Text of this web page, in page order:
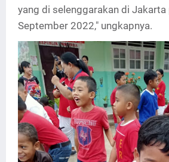
yang di selenggarakan di
September 2022," ungkapnya.